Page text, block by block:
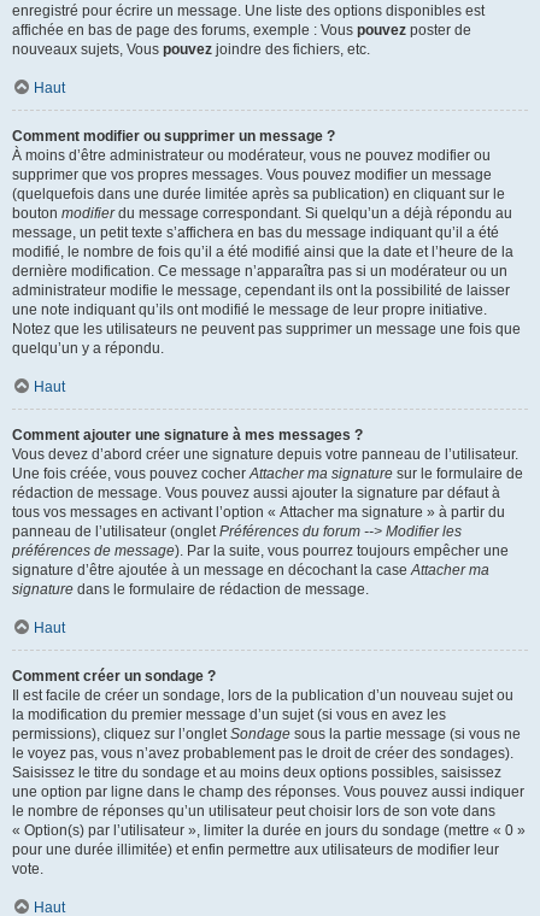
enregistré pour écrire un message. Une liste des options disponibles est
affichée en bas de page des forums, exemple : Vous pouvez poster de
nouveaux sujets, Vous pouvez joindre des fichiers, etc.
Haut
Comment modifier ou supprimer un message ?
À moins d’être administrateur ou modérateur, vous ne pouvez modifier ou
supprimer que vos propres messages. Vous pouvez modifier un message
(quelquefois dans une durée limitée après sa publication) en cliquant sur le
bouton modifierdu message correspondant. Si quelqu’un a déjà répondu au
message, un petit texte s’affichera en bas du message indiquant qu’il a été
modifié, le nombre de fois qu’il a été modifié ainsi que la date et l’heure de la
dernière modification. Ce message n’apparaîtra pas si un modérateur ou un
administrateur modifie le message, cependant ils ont la possibilité de laisser
une note indiquant qu’ils ont modifié le message de leur propre initiative.
Notez que les utilisateurs ne peuvent pas supprimer un message une fois que
quelqu’un y a répondu.
Haut
Comment ajouter une signature à mes messages ?
Vous devez d’abord créer une signature depuis votre panneau de l’utilisateur.
Une fois créée, vous pouvez cocherAttacher ma signature sur le formulaire de
rédaction de message. Vous pouvez aussi ajouter la signature par défaut à
tous vos messages en activant l’option « Attacher ma signature » à partir du
panneau de l’utilisateur (ongletPréférences du forum --> Modifier les
préférences de message). Par la suite, vous pourrez toujours empêcher une
signature d’être ajoutée à un message en décochant la caseAttacher ma
signature dans le formulaire de rédaction de message.
Haut
Comment créer un sondage ?
Il est facile de créer un sondage, lors de la publication d’un nouveau sujet ou
la modification du premier message d’un sujet (si vous en avez les
permissions), cliquez sur l’ongletSondage sous la partie message (si vous ne
le voyez pas, vous n’avez probablement pas le droit de créer des sondages).
Saisissez le titre du sondage et au moins deux options possibles, saisissez
une option par ligne dans le champ des réponses. Vous pouvez aussi indiquer
le nombre de réponses qu’un utilisateur peut choisir lors de son vote dans
« Option(s) par l’utilisateur », limiter la durée en jours du sondage (mettre « 0 »
pour une durée illimitée) et enfin permettre aux utilisateurs de modifier leur
vote.
Haut